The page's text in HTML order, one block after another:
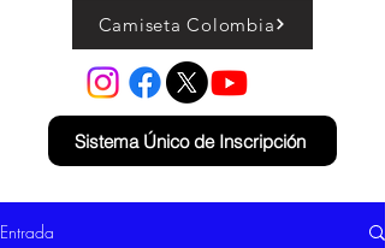
Camiseta Colombia
Sistema Único de Inscripción
Entrada